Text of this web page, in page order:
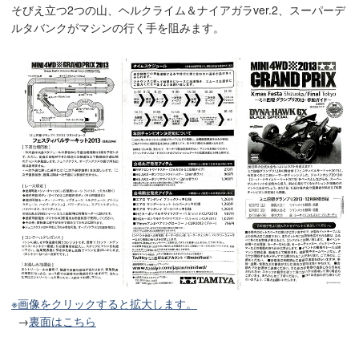
そびえ立つ2つの山、ヘルクライム＆ナイアガラver.2、スーパーデ
ルタバンクがマシンの行く手を阻みます。
※画像をクリックすると拡大します。
→裏面はこちら